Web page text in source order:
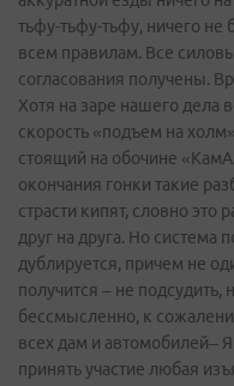
тьфу-тьфу-тьфу, ничего
всем правилам. Все
согласования получены.
Хотя на заре нашего дела
скорость «подъем на
стоящий на обочине
окончания гонки такие
страсти кипят, словно
друг на друга. Но система
дублируется, причем не
получится – не подсудить,
бессмысленно, к
всех дам и автомобилей–
принять участие любая